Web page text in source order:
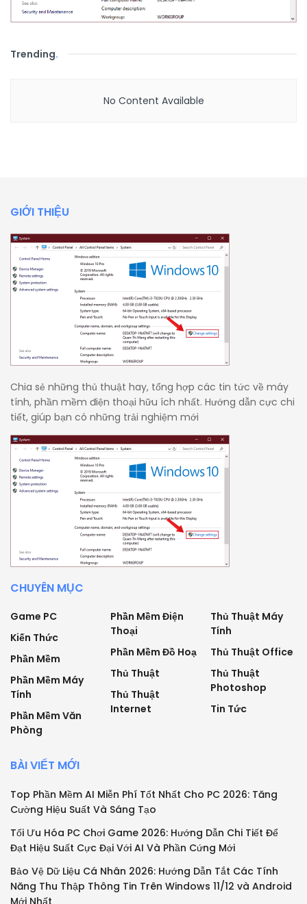
Trending.
No Content Available
GIỚI THIỆU
Chia sẻ những thủ thuật hay, tổng hợp các tin tức về máy
tính, phần mềm điện thoại hữu ích nhất. Hướng dẫn cực chi
tiết, giúp bạn có những trải nghiệm mới
CHUYÊN MỤC
Game PC
Kiến Thức
Phần Mềm
Phần Mềm Máy
Tính
Phần Mềm Văn
Phòng
Phần Mềm Điện
Thoại
Phần Mềm Đồ Hoạ
Thủ Thuật
Thủ Thuật
Internet
Thủ Thuật Máy
Tính
Thủ Thuật Office
Thủ Thuật
Photoshop
Tin Tức
BÀI VIẾT MỚI
Top Phần Mềm AI Miễn Phí Tốt Nhất Cho PC 2026: Tăng
Cường Hiệu Suất Và Sáng Tạo
Tối Ưu Hóa PC Chơi Game 2026: Hướng Dẫn Chi Tiết Để
Đạt Hiệu Suất Cực Đại Với AI Và Phần Cứng Mới
Bảo Vệ Dữ Liệu Cá Nhân 2026: Hướng Dẫn Tắt Các Tính
Năng Thu Thập Thông Tin Trên Windows 11/12 và Android